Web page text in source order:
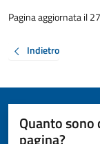
Pagina aggiornata il
Indietro
Quanto
pagina?